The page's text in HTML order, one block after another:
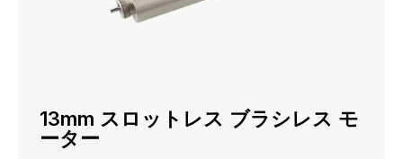
13mm スロットレス ブラシレス モ
ーター